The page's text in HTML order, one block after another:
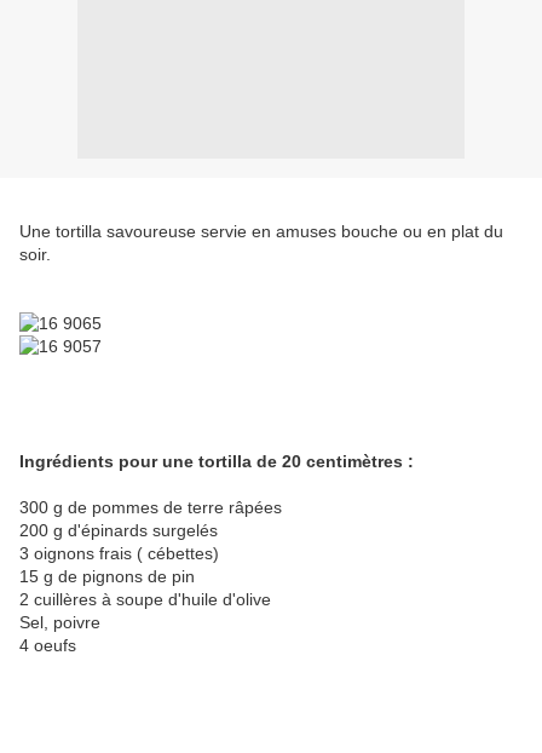
Une tortilla savoureuse servie en amuses bouche ou en plat du
soir.
Ingrédients pour une tortilla de 20 centimètres :
300 g de pommes de terre râpées
200 g d'épinards surgelés
3 oignons frais ( cébettes)
15 g de pignons de pin
2 cuillères à soupe d'huile d'olive
Sel, poivre
4 oeufs